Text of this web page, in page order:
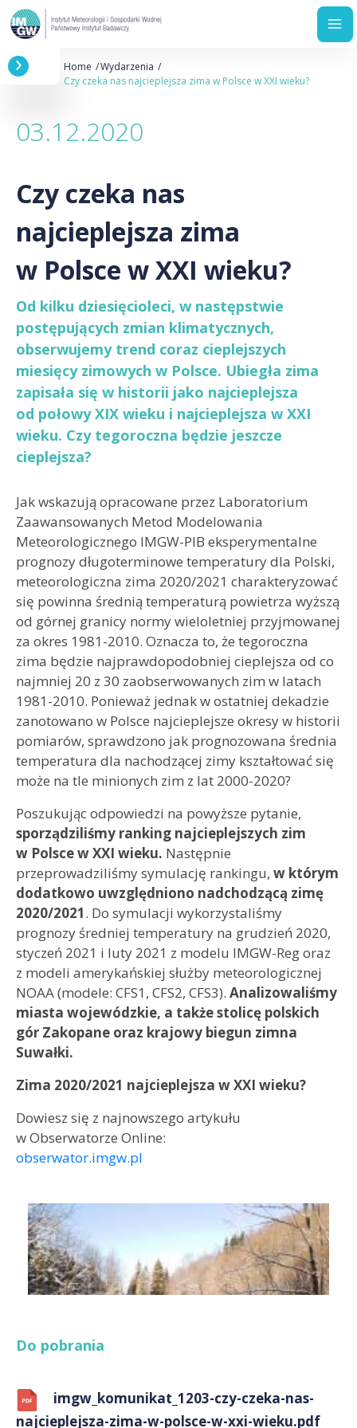
Przejdź
do
Ścieżka
nawigacyjna
Home
Wydarzenia
Czy czeka nas najcieplejsza zima w Polsce w XXI wieku?
03.12.2020
Czy czeka nas
najcieplejsza zima
w Polsce w XXI wieku?
Od kilku dziesięcioleci, w następstwie
postępujących zmian klimatycznych,
obserwujemy trend coraz cieplejszych
miesięcy zimowych w Polsce. Ubiegła zima
zapisała się w historii jako najcieplejsza
od połowy XIX wieku i najcieplejsza w XXI
wieku. Czy tegoroczna będzie jeszcze
cieplejsza?
Jak wskazują opracowane przez Laboratorium
Zaawansowanych Metod Modelowania
Meteorologicznego IMGW-PIB eksperymentalne
prognozy długoterminowe temperatury dla Polski,
meteorologiczna zima 2020/2021 charakteryzować
się powinna średnią temperaturą powietrza wyższą
od górnej granicy normy wieloletniej przyjmowanej
za okres 1981-2010. Oznacza to, że tegoroczna
zima będzie najprawdopodobniej cieplejsza od co
najmniej 20 z 30 zaobserwowanych zim w latach
1981-2010. Ponieważ jednak w ostatniej dekadzie
zanotowano w Polsce najcieplejsze okresy w historii
pomiarów, sprawdzono jak prognozowana średnia
temperatura dla nachodzącej zimy kształtować się
może na tle minionych zim z lat 2000-2020?
Poszukując odpowiedzi na powyższe pytanie,
sporządziliśmy ranking najcieplejszych zim
w Polsce w XXI wieku. Następnie
przeprowadziliśmy symulację rankingu, w którym
dodatkowo uwzględniono nadchodzącą zimę
2020/2021. Do symulacji wykorzystaliśmy
prognozy średniej temperatury na grudzień 2020,
styczeń 2021 i luty 2021 z modelu IMGW-Reg oraz
z modeli amerykańskiej służby meteorologicznej
NOAA (modele: CFS1, CFS2, CFS3). Analizowaliśmy
miasta wojewódzkie, a także stolicę polskich
gór Zakopane oraz krajowy biegun zimna
Suwałki.
Zima 2020/2021 najcieplejsza w XXI wieku?
Dowiesz się z najnowszego artykułu
w Obserwatorze Online:
obserwator.imgw.pl
Do pobrania
imgw_komunikat_1203-czy-czeka-nas-
najcieplejsza-zima-w-polsce-w-xxi-wieku.pdf